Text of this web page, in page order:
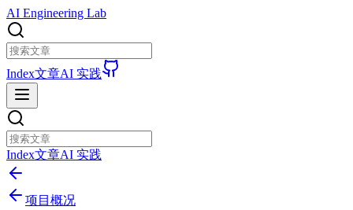
AI Engineering Lab
Index文章AI 实践
Index文章AI 实践
项目概况